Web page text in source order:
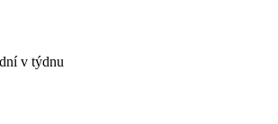
v týdnu